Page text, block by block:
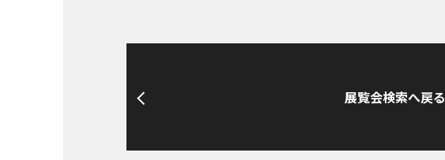
展覧会検索へ戻る